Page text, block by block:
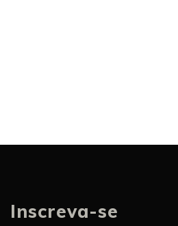
Inscreva-se